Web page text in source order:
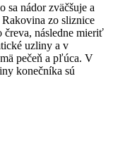
sa nádor zväčšuje a
zo sliznice
čreva, následne mieriť
uzliny a v
pečeň a pľúca. V
konečníka sú